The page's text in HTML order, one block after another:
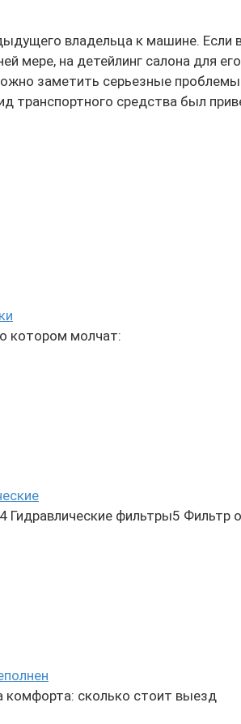
владельца к машине. Если
мере, на детейлинг салона для
заметить серьезные
транспортного средства был
котором молчат:
фильтры5 Фильтр
сколько стоит выезд